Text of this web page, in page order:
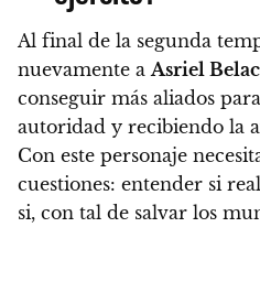
Al final de la segunda
nuevamente a Asriel
conseguir más aliados
autoridad y recibiendo la
Con este personaje
cuestiones: entender si
si, con tal de salvar los